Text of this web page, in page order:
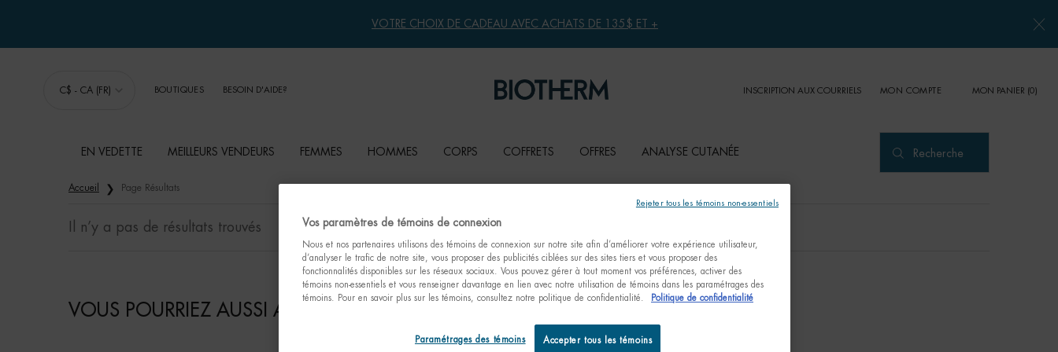
VOTRE CHOIX DE CADEAU AVEC ACHATS DE 135$ ET +
C$ - CA (FR) BOUTIQUES BESOIN D'AIDE? INSCRIPTION AUX COURRIELS MON COMPTE MON PANIER 0
0 PRODUCT IN CART
EN VEDETTE MEILLEURS VENDEURS FEMMES HOMMES CORPS COFFRETS OFFRES ANALYSE CUTANÉE Recherche
Accueil
Page Résultats
Il n’y a pas de résultats trouvés
VOUS POURRIEZ AUSSI AIMER
Vos paramètres de témoins de connexion
Nous et nos partenaires utilisons des témoins de connexion sur notre site afin d’améliorer votre expérience utilisateur,
d’analyser le trafic de notre site, vous proposer des publicités ciblées sur des sites tiers et vous proposer des
fonctionnalités disponibles sur les réseaux sociaux. Vous pouvez gérer à tout moment vos préférences, activer des
témoins non-essentiels et vous renseigner davantage en lien avec notre utilisation de témoins dans les paramétrages des
témoins. Pour en savoir plus sur les témoins, consultez notre politique de confidentialité.
Politique de confidentialité
Accepter tous les témoins
Paramétrages des témoins
Rejeter tous les témoins non-essentiels